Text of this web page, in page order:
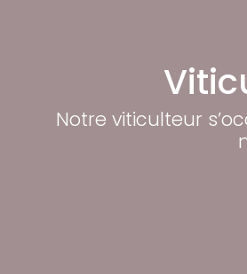
Notre viticulteur